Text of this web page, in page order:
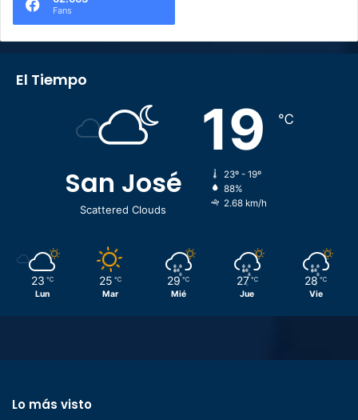
Fans
El Tiempo
San José
Scattered Clouds
19 ℃
23º - 19º
88%
2.68 km/h
23 ℃
Lun
25 ℃
Mar
29 ℃
Mié
27 ℃
Jue
28 ℃
Vie
Lo más visto